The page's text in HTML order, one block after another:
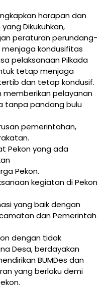
harapan dan
Dikukuhkan,
peraturan perundang-
kondusifitas
pelaksanaan Pilkada
tetap menjaga
dan tetap kondusif.
memberikan pelayanan
tanpa pandang bulu
pemerintahan,
Pekon yang ada
Pekon.
kegiatan di Pekon
yang baik dengan
dan Pemerintah
dengan tidak
Desa, berdayakan
BUMDes dan
yang berlaku demi